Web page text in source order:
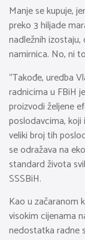
Manje se kupuje,
preko 3 hiljade
nadležnih izostaju,
namirnica. No, ni
“Takođe, uredba
radnicima u FBiH
proizvodi željene
poslodavcima,
veliki broj tih
se odražava na
standard života
SSSBiH.
Kao u začaranom
visokim cijenama
nedostatka radne